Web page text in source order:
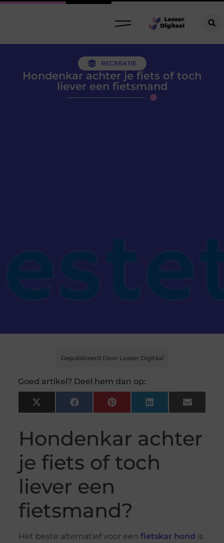
RECREATIE
Hondenkar achter je fiets of toch
liever een fietsmand
Gepubliceerd Door Losser Digitaal
Goed artikel? Deel hem dan op:
X
(Twitter)
FacebookPinterest LinkedIn Email
Hondenkar achter
je fiets of toch
liever een
fietsmand?
Het beste alternatief voor een fietskar hond is